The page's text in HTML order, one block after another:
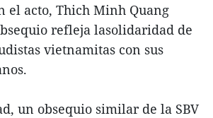
el acto, Thich Minh Quang
refleja lasolidaridad de
vietnamitas con sus
un obsequio similar de la SBV